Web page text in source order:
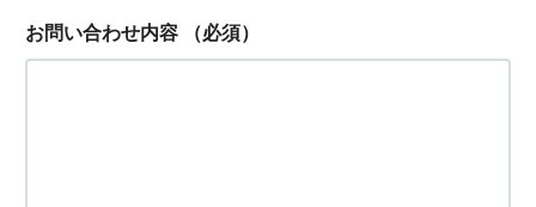
お問い合わせ内容 （必須）